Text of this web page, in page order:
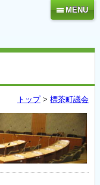
MENU
トップ> 標茶町議会